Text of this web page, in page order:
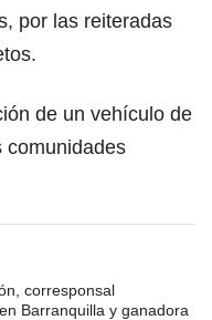
por las reiteradas
de un vehículo de
comunidades
corresponsal
Barranquilla y ganadora